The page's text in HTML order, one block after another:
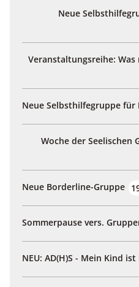
Neue
Veranstaltungsreihe: Was
Neue Selbsthilfegruppe für
Woche der Seelischen
Neue Borderline-Gruppe
Sommerpause vers.
NEU: AD(H)S - Mein Kind